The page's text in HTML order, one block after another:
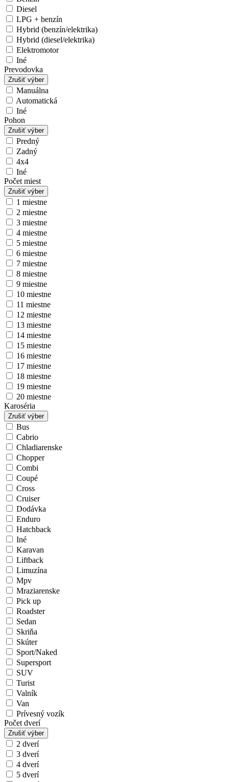
Diesel
LPG + benzín
Hybrid (benzín/elektrika)
Hybrid (diesel/elektrika)
Elektromotor
Iné
Prevodovka
Zrušiť výber
Manuálna
Automatická
Iné
Pohon
Zrušiť výber
Predný
Zadný
4x4
Iné
Počet miest
Zrušiť výber
1 miestne
2 miestne
3 miestne
4 miestne
5 miestne
6 miestne
7 miestne
8 miestne
9 miestne
10 miestne
11 miestne
12 miestne
13 miestne
14 miestne
15 miestne
16 miestne
17 miestne
18 miestne
19 miestne
20 miestne
Karoséria
Zrušiť výber
Bus
Cabrio
Chladiarenske
Chopper
Combi
Coupé
Cross
Cruiser
Dodávka
Enduro
Hatchback
Iné
Karavan
Liftback
Limuzína
Mpv
Mraziarenske
Pick up
Roadster
Sedan
Skriňa
Skúter
Sport/Naked
Supersport
SUV
Turist
Valník
Van
Prívesný vozík
Počet dverí
Zrušiť výber
2 dverí
3 dverí
4 dverí
5 dverí